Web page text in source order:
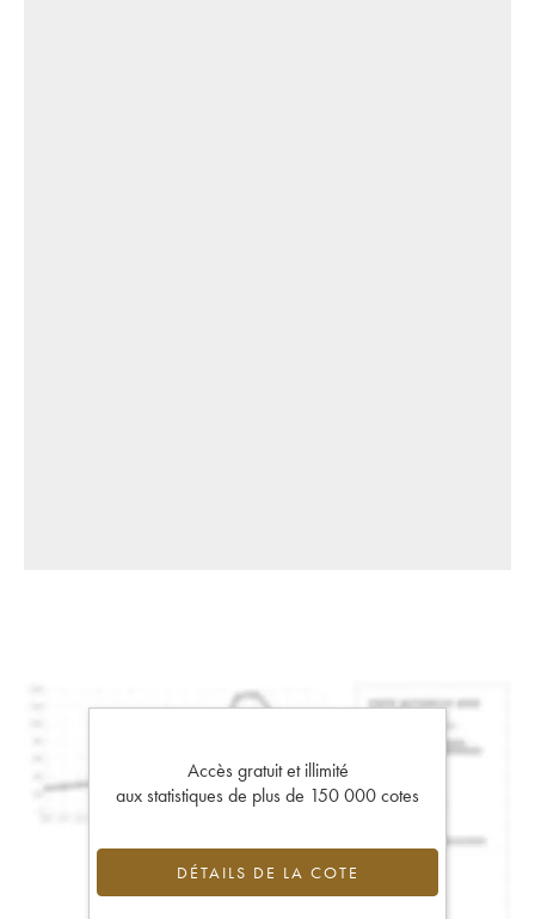
Accès gratuit et illimité
aux statistiques de plus de 150 000 cotes
DÉTAILS DE LA COTE